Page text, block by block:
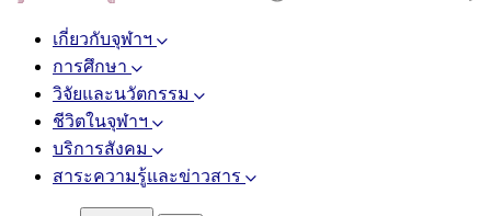
เกี่ยวกับจุฬาฯ
การศึกษา
วิจัยและนวัตกรรม
ชีวิตในจุฬาฯ
บริการสังคม
สาระความรู้และข่าวสาร